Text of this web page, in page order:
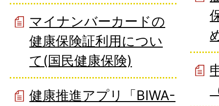
マイナンバーカードの
健康保険証利用につい
て(国民健康保険)
健康推進アプリ「BIWA-